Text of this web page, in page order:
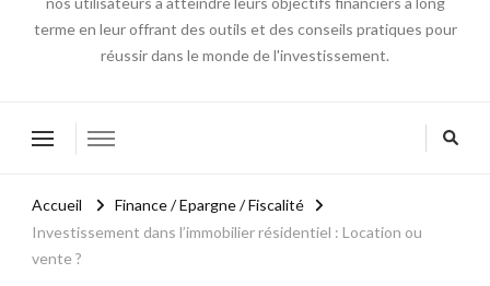
terme en leur offrant des outils et des conseils pratiques pour
réussir dans le monde de l'investissement.
Accueil
Finance / Epargne / Fiscalité
Investissement dans l’immobilier résidentiel : Location ou
vente ?